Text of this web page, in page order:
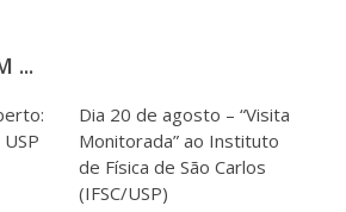
...
Dia 20 de agosto – “Visita
Monitorada” ao Instituto
de Física de São Carlos
(IFSC/USP)